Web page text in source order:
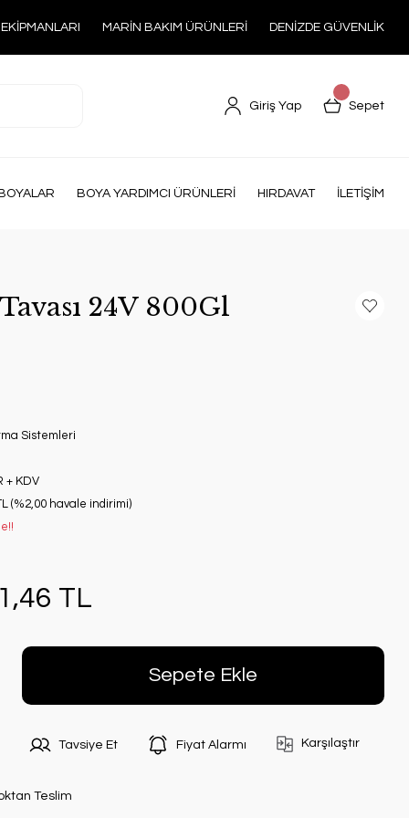
MARİN BAKIM ÜRÜNLERİ DENİZDE GÜVENLİK
Giriş Yap Sepet
BOYA YARDIMCI ÜRÜNLERİ HIRDAVAT İLETİŞİM
24V 800Gl
Sistemleri
+ KDV
(%2,00 havale indirimi)
TL
Sepete Ekle
Tavsiye Et Fiyat Alarmı Karşılaştır
Teslim